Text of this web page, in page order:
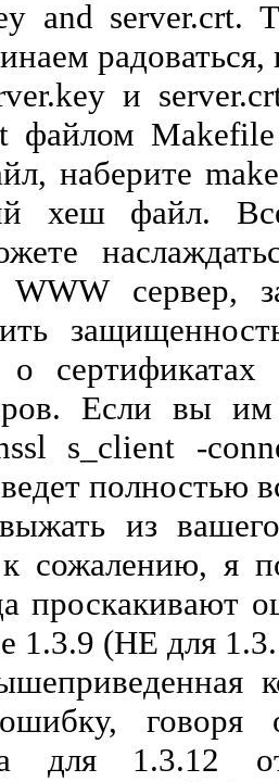
and server.crt.
радоваться,
и
файлом
наберите
хеш файл.
WWW
Если вы
s_client -
полностью
из
сожалению, я
проскакивают
1.3.9 (НЕ для
говоря
для 1.3.12